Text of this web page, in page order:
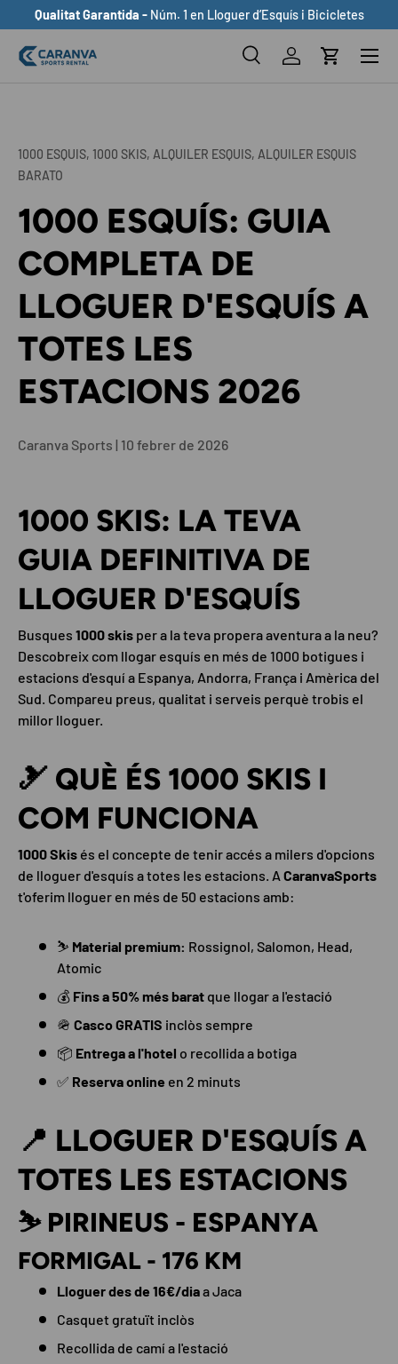
ANAR AL CONTINGUT
Qualitat Garantida - Núm. 1 en Lloguer d’Esquís i Bicicletes
BuscarInicia sessió
Cistella
1000 ESQUIS, 1000 SKIS, ALQUILER ESQUIS, ALQUILER ESQUIS
BARATO
1000 ESQUÍS: GUIA
COMPLETA DE
LLOGUER D'ESQUÍS A
TOTES LES
ESTACIONS 2026
Caranva Sports | 10 febrer de 2026
1000 SKIS: LA TEVA
GUIA DEFINITIVA DE
LLOGUER D'ESQUÍS
Busques 1000 skis per a la teva propera aventura a la neu?
Descobreix com llogar esquís en més de 1000 botigues i
estacions d'esquí a Espanya, Andorra, França i Amèrica del
Sud. Compareu preus, qualitat i serveis perquè trobis el
millor lloguer.
🎿 QUÈ ÉS 1000 SKIS I
COM FUNCIONA
1000 Skis és el concepte de tenir accés a milers d'opcions
de lloguer d'esquís a totes les estacions. A CaranvaSports
t'oferim lloguer en més de 50 estacions amb:
⛷️ Material premium: Rossignol, Salomon, Head,
Atomic
💰 Fins a 50% més barat que llogar a l'estació
🪖 Casco GRATIS inclòs sempre
📦 Entrega a l'hotel o recollida a botiga
✅ Reserva online en 2 minuts
📍 LLOGUER D'ESQUÍS A
TOTES LES ESTACIONS
⛷️ PIRINEUS - ESPANYA
FORMIGAL - 176 KM
Lloguer des de 16€/diaa Jaca
Casquet gratuït inclòs
Recollida de camí a l'estació